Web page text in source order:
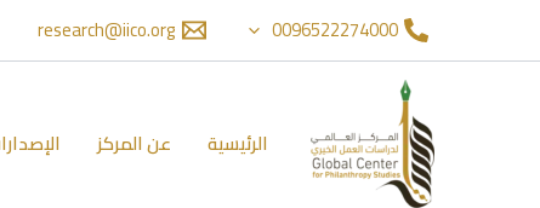
0096522274000
research@iico.org
الرئيسية عن المركز